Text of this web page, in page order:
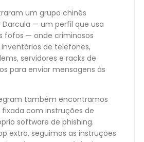
um grupo chinês
— um perfil que usa
fofos — onde criminosos
de telefones,
servidores e racks de
para enviar mensagens às
também encontramos
com instruções de
software de phishing.
extra, seguimos as instruções